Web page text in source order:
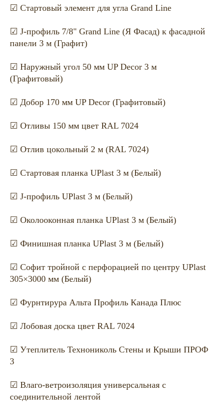
☑ Стартовый элемент для угла Grand Line
☑ J-профиль 7/8" Grand Line (Я Фасад) к фасадной
панели 3 м (Графит)
☑ Наружный угол 50 мм UP Decor 3 м
(Графитовый)
☑ Добор 170 мм UP Decor (Графитовый)
☑ Отливы 150 мм цвет RAL 7024
☑ Отлив цокольный 2 м (RAL 7024)
☑ Стартовая планка UPlast 3 м (Белый)
☑ J-профиль UPlast 3 м (Белый)
☑ Околооконная планка UPlast 3 м (Белый)
☑ Финишная планка UPlast 3 м (Белый)
☑ Софит тройной с перфорацией по центру UPlast
305×3000 мм (Белый)
☑ Фурнтирура Альта Профиль Канада Плюс
☑ Лобовая доска цвет RAL 7024
☑ Утеплитель Технониколь Стены и Крыши ПРОФ
3
☑ Влаго-ветроизоляция универсальная с
соединительной лентой